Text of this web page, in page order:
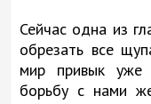
Сейчас одна из
обрезать все
мир привык уже
борьбу с нами